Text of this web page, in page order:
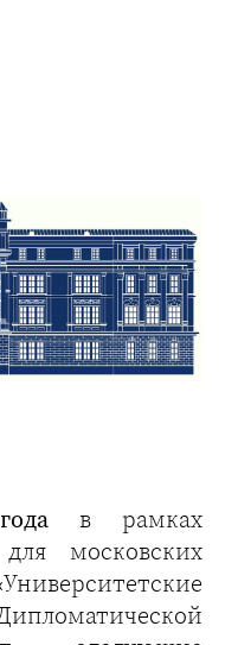
в рамках
московских